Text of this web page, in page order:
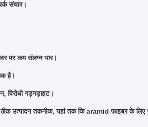
संचार।
पर कम संलग्न भार।
है।
विरोधी गड़गड़ाहट।
उत्पादन तकनीक, यहां तक ​​कि aramid फाइबर के लिए